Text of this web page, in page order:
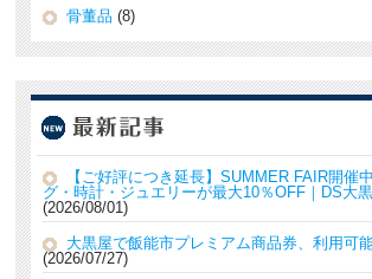
骨董品 (8)
【ご好評につき延長】SUMMER FAIR開催
グ・時計・ジュエリーが最大10％OFF｜DS大
2026/08/01
大黒屋で飯能市プレミアム商品券、利用可
2026/07/27